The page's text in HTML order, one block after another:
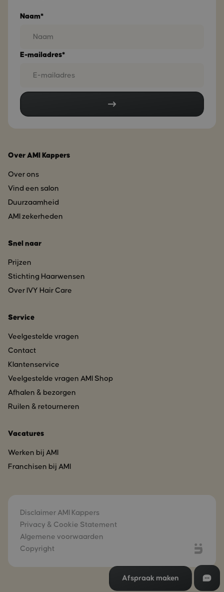
Afspraak maken
Naam*
E-mailadres*
Over AMI Kappers
Over ons
Vind een salon
Duurzaamheid
AMI zekerheden
Snel naar
Prijzen
Stichting Haarwensen
Over IVY Hair Care
Service
Veelgestelde vragen
Contact
Klantenservice
Veelgestelde vragen AMI Shop
Afhalen & bezorgen
Ruilen & retourneren
Vacatures
Werken bij AMI
Franchisen bij AMI
Disclaimer AMI Kappers
Privacy & Cookie Statement
Algemene voorwaarden
Copyright